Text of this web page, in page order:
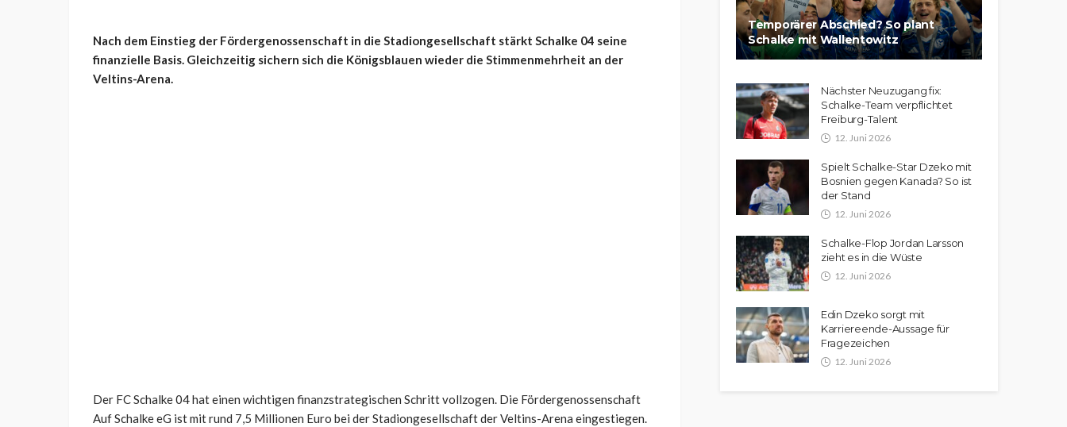
Nach dem Einstieg der Fördergenossenschaft in die Stadiongesellschaft stärkt Schalke 04 seine
finanzielle Basis. Gleichzeitig sichern sich die Königsblauen wieder die Stimmenmehrheit an der
Veltins-Arena.
Der FC Schalke 04 hat einen wichtigen finanzstrategischen Schritt vollzogen. Die Fördergenossenschaft
Auf Schalke eG ist mit rund 7,5 Millionen Euro bei der Stadiongesellschaft der Veltins-Arena eingestiegen.
Temporärer Abschied? So plant
Schalke mit Wallentowitz
Nächster Neuzugang fix:
Schalke-Team verpflichtet
Freiburg-Talent
12. Juni 2026
Spielt Schalke-Star Dzeko mit
Bosnien gegen Kanada? So ist
der Stand
12. Juni 2026
Schalke-Flop Jordan Larsson
zieht es in die Wüste
12. Juni 2026
Edin Dzeko sorgt mit
Karriereende-Aussage für
Fragezeichen
12. Juni 2026